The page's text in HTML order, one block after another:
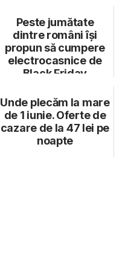
Peste jumătate
dintre români își
propun să cumpere
electrocasnice de
Black Friday
Unde plecăm la mare
de 1 iunie. Oferte de
cazare de la 47 lei pe
noapte